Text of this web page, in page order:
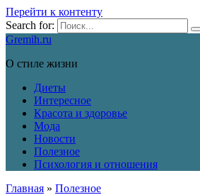
Перейти к контенту
Search for:
Gremih.ru
О стиле жизни
Диеты
Интересное
Красота и здоровье
Мода
Новости
Полезное
Психология и отношения
Главная » Полезное